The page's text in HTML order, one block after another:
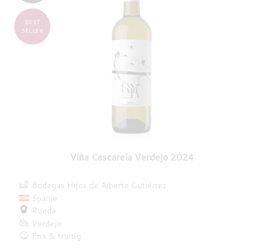
Viña Cascarela Verdejo 2024
BEST
SELLER
Bodegas Hijos de Alberto Gutiérrez
Spanje
Rueda
Verdejo
Fris & fruitig